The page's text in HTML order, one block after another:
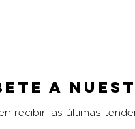
a
recibir las últimas